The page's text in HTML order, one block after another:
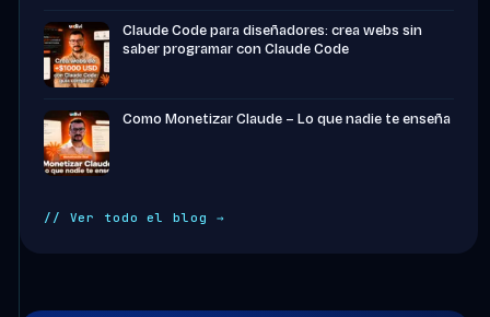
Claude Code para diseñadores: crea webs sin
saber programar con Claude Code
Como Monetizar Claude – Lo que nadie te enseña
// Ver todo el blog →